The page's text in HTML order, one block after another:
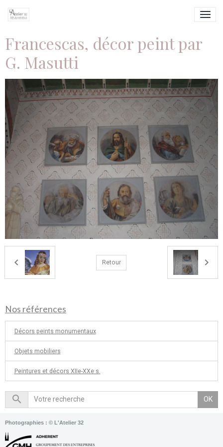
Francescas, décor peint par
G. Masutti
Retour
Nos références
Décors peints monumentaux
Objets mobiliers
Peintures et décors XIIe-XXe s.
OK
Photographies : © L'Atelier 32